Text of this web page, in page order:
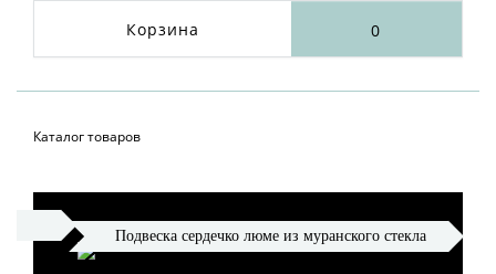
Корзина 0
Каталог товаров
Подвеска сердечко люме из муранского стекла